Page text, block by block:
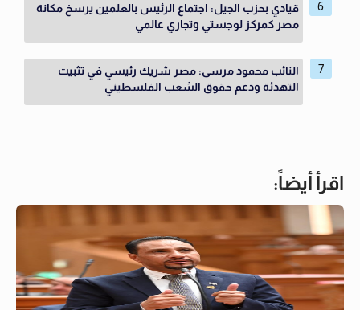
قيادي بحزب الجيل: اجتماع الرئيس بالعلمين يرسخ مكانة
مصر كمركز لوجستي وتجاري عالمي
النائب محمود مرسى: مصر شريك رئيسي في تثبيت
التهدئة ودعم حقوق الشعب الفلسطيني
اقرأ أيضاً: